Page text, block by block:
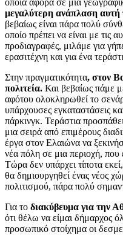
μεγαλύτερη ανάπλαση αυτή
βεβαίως είναι πάρα πολύ
οποίο πρέπει να είναι με τις
προδιαγραφές, μιλάμε για
ερασιτέχνη και για ένα
Στην πραγματικότητα, στον
πολιτεία. Και βεβαίως πάμε
αφότου ολοκληρωθεί το
υπάρχουσες εγκαταστάσεις
πάρκινγκ. Τεράστια
μια σειρά από επιμέρους
έργα στον Ελαιώνα να
νέα πόλη σε μια περιοχή, που
Τώρα δεν υπάρχει τίποτα
θα δημιουργηθεί ένας νέος
πολιτισμού, πάρα πολύ
Για το διακύβευμα για την
ότι θέλω να είμαι δήμαρχος
προσωπικό στοίχημα οι